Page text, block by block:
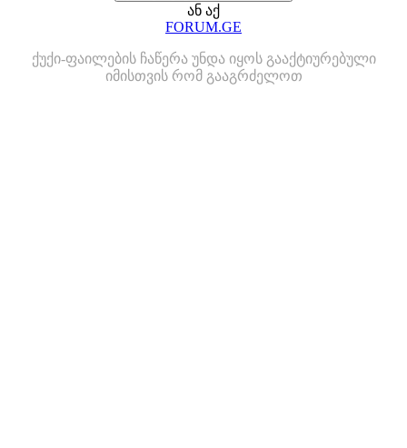
ან აქ
FORUM.GE
ქუქი-ფაილების ჩაწერა უნდა იყოს გააქტიურებული
იმისთვის რომ გააგრძელოთ